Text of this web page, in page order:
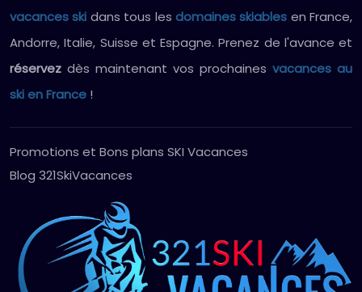
vacances ski dans tous les domaines skiables en France,
Andorre, Italie, Suisse et Espagne. Prenez de l'avance et
réservez dès maintenant vos prochaines vacances au
ski en France !
Promotions et Bons plans SKI Vacances
Blog 321SkiVacances